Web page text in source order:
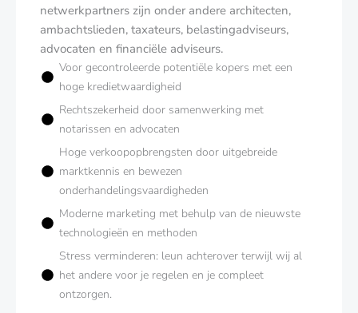
netwerkpartners zijn onder andere architecten,
ambachtslieden, taxateurs, belastingadviseurs,
advocaten en financiële adviseurs.
Voor gecontroleerde potentiële kopers met een
hoge kredietwaardigheid
Rechtszekerheid door samenwerking met
notarissen en advocaten
Hoge verkoopopbrengsten door uitgebreide
marktkennis en bewezen
onderhandelingsvaardigheden
Moderne marketing met behulp van de nieuwste
technologieën en methoden
Stress verminderen: leun achterover terwijl wij al
het andere voor je regelen en je compleet
ontzorgen.